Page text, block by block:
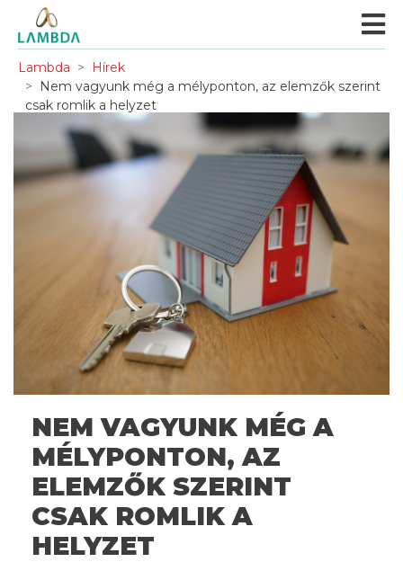
Lambda
Hírek
Nem vagyunk még a mélyponton, az elemzők szerint
csak romlik a helyzet
NEM VAGYUNK MÉG A
MÉLYPONTON, AZ
ELEMZŐK SZERINT
CSAK ROMLIK A
HELYZET